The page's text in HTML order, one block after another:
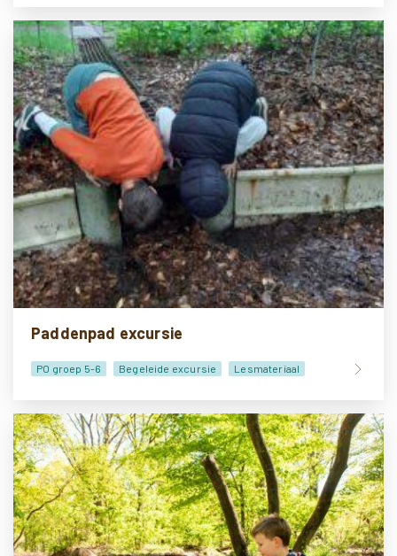
Paddenpad excursie
PO groep 5-6 Begeleide excursie Lesmateriaal